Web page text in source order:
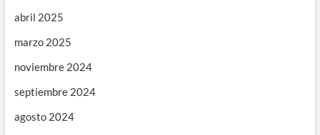
abril 2025
marzo 2025
noviembre 2024
septiembre 2024
agosto 2024